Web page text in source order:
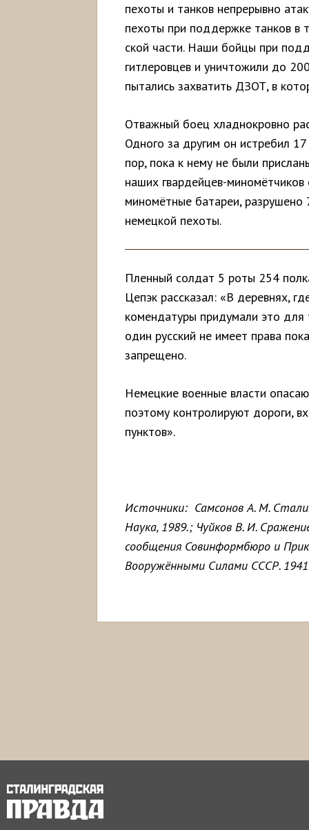
пехоты и танков непрерывно
пехоты при поддержке танков в
ской части. Наши бойцы при
гитлеровцев и уничтожили до
пытались захватить ДЗОТ, в
Отважный боец хладнокровно
Одного за другим он истребил
пор, пока к нему не были
наших гвардейцев-
миномётные батареи,
немецкой пехоты.
Пленный солдат 5 роты 254
Цепэк рассказал: «В деревнях,
комендатуры придумали это для
один русский не имеет права
запрещено.
Немецкие военные власти
поэтому контролируют дороги,
пунктов».
Источники: Самсонов А. М.
Наука, 1989.; Чуйков В. И.
сообщения Совинформбюро и
Вооружёнными Силами СССР.